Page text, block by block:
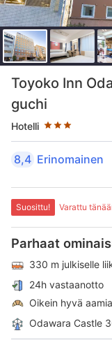
Toyoko Inn
guchi
Hotelli
Tähtiluokitus 3
8,4 Erinomainen
Suosittu! Varattu
Parhaat
330 m julkiselle
24h vastaanotto
Oikein hyvä
Odawara Castle